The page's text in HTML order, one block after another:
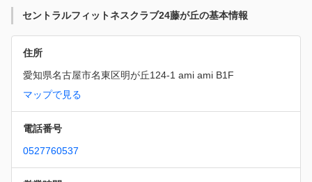
セントラルフィットネスクラブ24藤が丘の基本情報
住所
愛知県名古屋市名東区明が丘124-1 ami ami B1F
マップで見る
電話番号
0527760537